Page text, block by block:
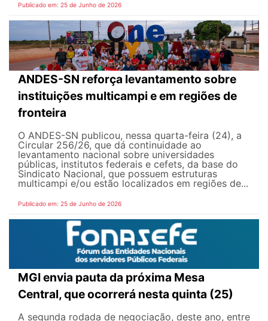
Publicado em: 25 de Junho de 2026
ANDES-SN reforça levantamento sobre
instituições multicampi e em regiões de
fronteira
O ANDES-SN publicou, nessa quarta-feira (24), a
Circular 256/26, que dá continuidade ao
levantamento nacional sobre universidades
públicas, institutos federais e cefets, da base do
Sindicato Nacional, que possuem estruturas
multicampi e/ou estão localizados em regiões de...
Publicado em: 25 de Junho de 2026
MGI envia pauta da próxima Mesa
Central, que ocorrerá nesta quinta (25)
A segunda rodada de negociação, deste ano, entre